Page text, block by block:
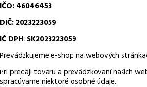
IČO: 46046453
DIČ: 2023223059
IČ DPH: SK2023223059
Prevádzkujeme e-shop na webových
Pri predaji tovaru a prevádzkovaní našich
spracúvame niektoré osobné údaje.